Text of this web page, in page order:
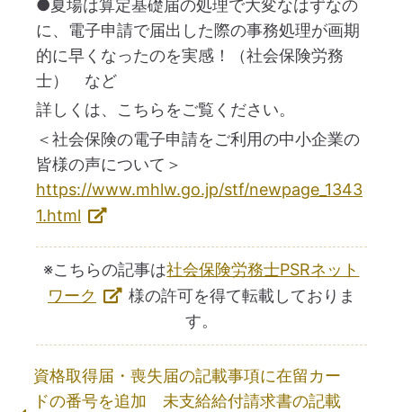
●夏場は算定基礎届の処理で大変なはずなの
に、電子申請で届出した際の事務処理が画期
的に早くなったのを実感！（社会保険労務
士） など
詳しくは、こちらをご覧ください。
＜社会保険の電子申請をご利用の中小企業の
皆様の声について＞
https://www.mhlw.go.jp/stf/newpage_1343
1.html
※こちらの記事は社会保険労務士PSRネット
ワーク
様の許可を得て転載しておりま
す。
資格取得届・喪失届の記載事項に在留カー
ドの番号を追加 未支給給付請求書の記載